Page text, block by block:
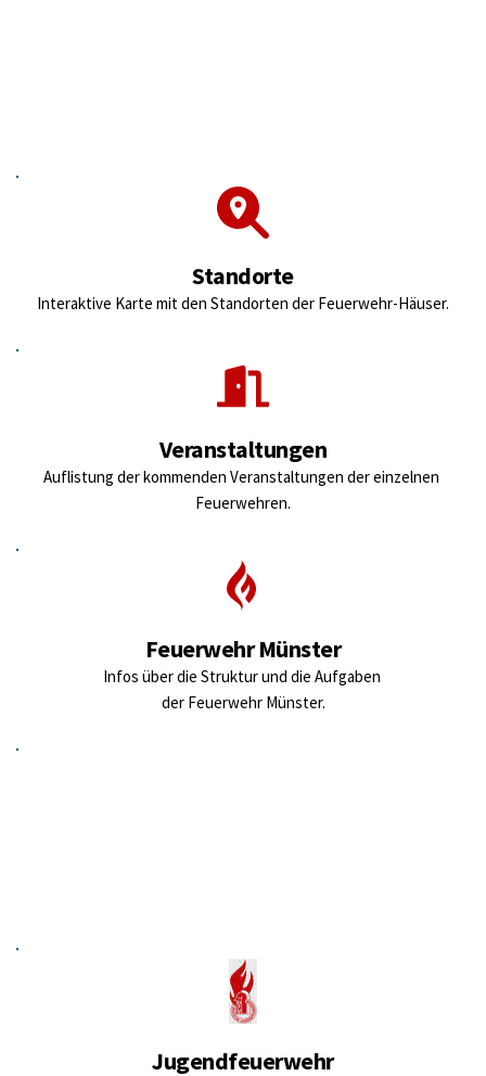
Standorte
Interaktive Karte mit den Standorten der Feuerwehr-Häuser.
Veranstaltungen
Auflistung der kommenden Veranstaltungen der einzelnen
Feuerwehren.
Feuerwehr Münster
Infos über die Struktur und die Aufgaben
der Feuerwehr Münster.
Jugendfeuerwehr